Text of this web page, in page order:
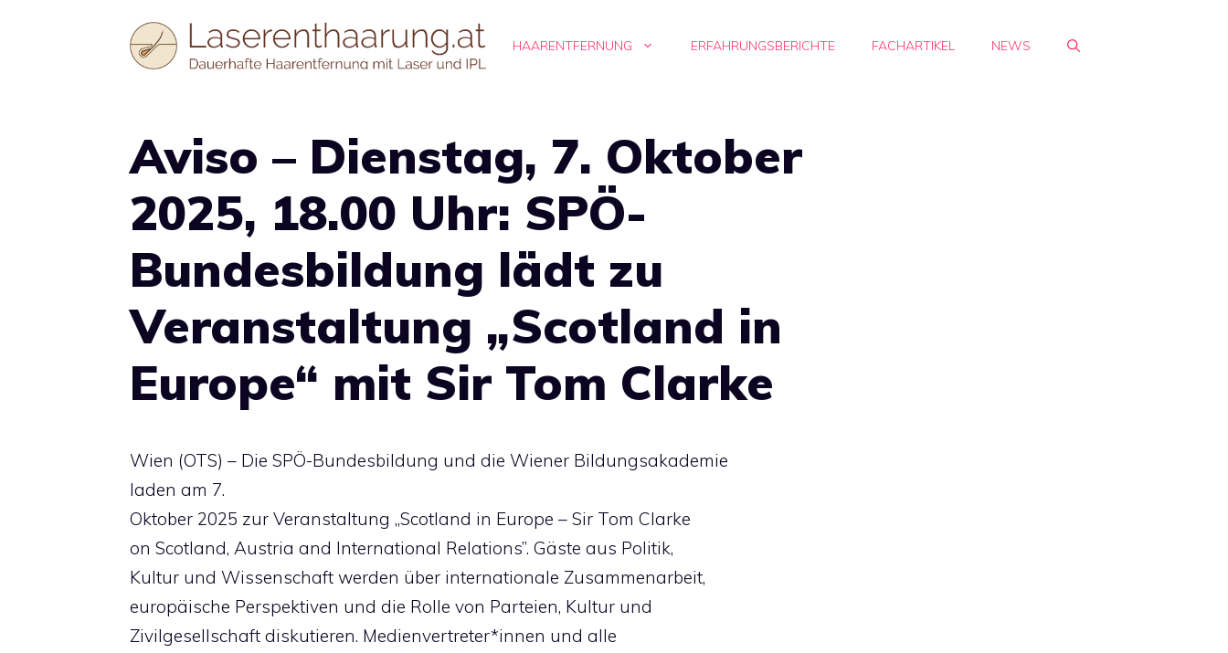
HAARENTFERNUNG ERFAHRUNGSBERICHTE FACHARTIKEL NEWS
Aviso – Dienstag, 7. Oktober
2025, 18.00 Uhr: SPÖ-
Bundesbildung lädt zu
Veranstaltung „Scotland in
Europe“ mit Sir Tom Clarke
Wien (OTS) – Die SPÖ-Bundesbildung und die Wiener Bildungsakademie
laden am 7.
Oktober 2025 zur Veranstaltung „Scotland in Europe – Sir Tom Clarke
on Scotland, Austria and International Relations”. Gäste aus Politik,
Kultur und Wissenschaft werden über internationale Zusammenarbeit,
europäische Perspektiven und die Rolle von Parteien, Kultur und
Zivilgesellschaft diskutieren. Medienvertreter*innen und alle